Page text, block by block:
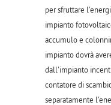
per sfruttare
impianto
accumulo e
impianto dovrà
dall'impianto
contatore di
separatamente